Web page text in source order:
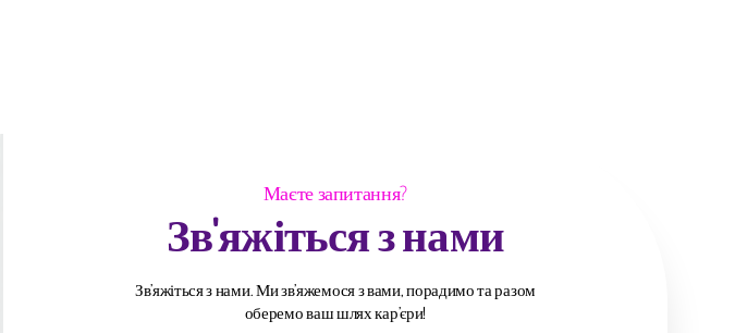
Маєте запитання?
Зв'яжіться з нами
Зв’яжіться з нами. Ми зв’яжемося з вами, порадимо та разом
оберемо ваш шлях кар’єри!